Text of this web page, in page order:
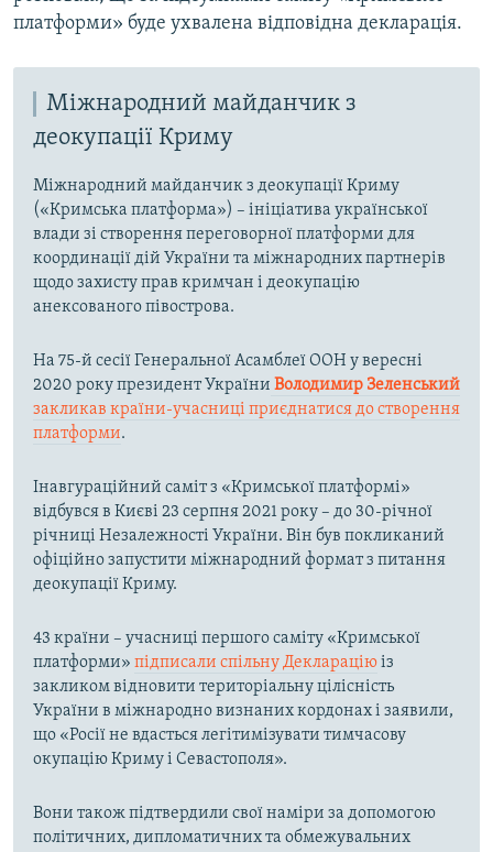
платформи» буде ухвалена відповідна декларація.
Міжнародний майданчик з
деокупації Криму
Міжнародний майданчик з деокупації Криму
(«Кримська платформа») – ініціатива української
влади зі створення переговорної платформи для
координації дій України та міжнародних партнерів
щодо захисту прав кримчан і деокупацію
анексованого півострова.
На 75-й сесії Генеральної Асамблеї ООН у вересні
2020 року президент України Володимир Зеленський
закликав країни-учасниці приєднатися до створення
платформи.
Інавгураційний саміт з «Кримської платформі»
відбувся в Києві 23 серпня 2021 року – до 30-річної
річниці Незалежності України. Він був покликаний
офіційно запустити міжнародний формат з питання
деокупації Криму.
43 країни – учасниці першого саміту «Кримської
платформи» підписали спільну Деклараціюіз
закликом відновити територіальну цілісність
України в міжнародно визнаних кордонах і заявили,
що «Росії не вдасться легітимізувати тимчасову
окупацію Криму і Севастополя».
Вони також підтвердили свої наміри за допомогою
політичних, дипломатичних та обмежувальних